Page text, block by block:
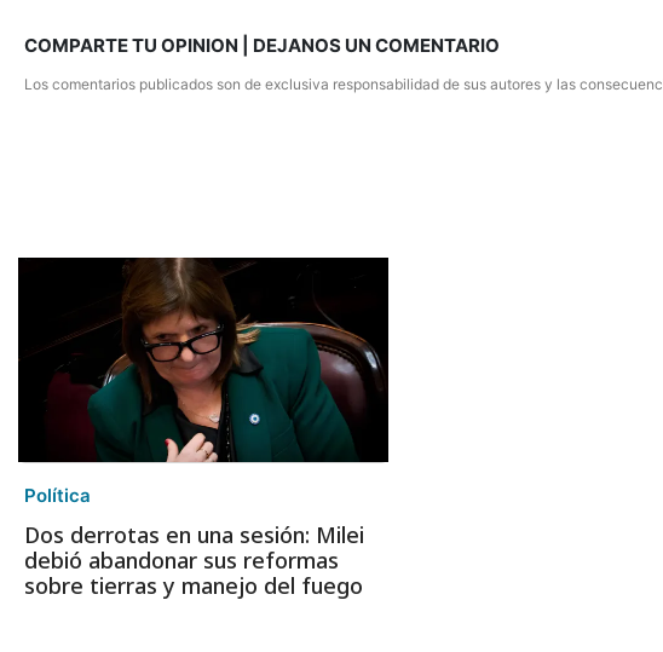
COMPARTE TU OPINION | DEJANOS UN COMENTARIO
Los comentarios publicados son de exclusiva responsabilidad de sus autores y las
Política
Dos derrotas en una sesión: Milei
debió abandonar sus reformas
sobre tierras y manejo del fuego